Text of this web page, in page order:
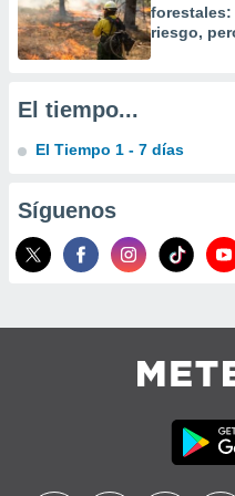
forestales:
riesgo,
El tiempo...
El Tiempo 1 - 7 días
Síguenos